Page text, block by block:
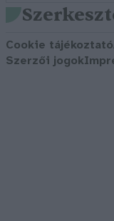
Cookie tájékoztató
Szerzői jogok